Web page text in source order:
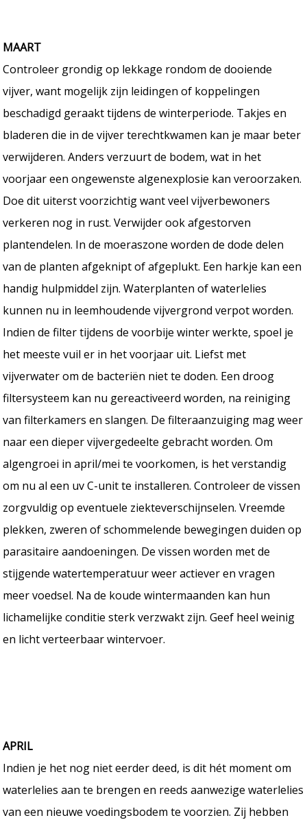
MAART
Controleer grondig op lekkage rondom de dooiende
vijver, want mogelijk zijn leidingen of koppelingen
beschadigd geraakt tijdens de winterperiode. Takjes en
bladeren die in de vijver terechtkwamen kan je maar beter
verwijderen. Anders verzuurt de bodem, wat in het
voorjaar een ongewenste algenexplosie kan veroorzaken.
Doe dit uiterst voorzichtig want veel vijverbewoners
verkeren nog in rust. Verwijder ook afgestorven
plantendelen. In de moeraszone worden de dode delen
van de planten afgeknipt of afgeplukt. Een harkje kan een
handig hulpmiddel zijn. Waterplanten of waterlelies
kunnen nu in leemhoudende vijvergrond verpot worden.
Indien de filter tijdens de voorbije winter werkte, spoel je
het meeste vuil er in het voorjaar uit. Liefst met
vijverwater om de bacteriën niet te doden. Een droog
filtersysteem kan nu gereactiveerd worden, na reiniging
van filterkamers en slangen. De filteraanzuiging mag weer
naar een dieper vijvergedeelte gebracht worden. Om
algengroei in april/mei te voorkomen, is het verstandig
om nu al een uv C-unit te installeren. Controleer de vissen
zorgvuldig op eventuele ziekteverschijnselen. Vreemde
plekken, zweren of schommelende bewegingen duiden op
parasitaire aandoeningen. De vissen worden met de
stijgende watertemperatuur weer actiever en vragen
meer voedsel. Na de koude wintermaanden kan hun
lichamelijke conditie sterk verzwakt zijn. Geef heel weinig
en licht verteerbaar wintervoer.
APRIL
Indien je het nog niet eerder deed, is dit hét moment om
waterlelies aan te brengen en reeds aanwezige waterlelies
van een nieuwe voedingsbodem te voorzien. Zij hebben